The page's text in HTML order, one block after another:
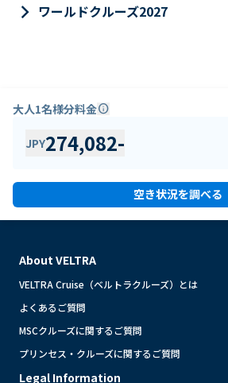
keyboard_arrow_right ワールドクルーズ2027
大人1名様分料金info
JPY274,082-
空き状況を調べる
About VELTRA
VELTRA Cruise（ベルトラクルーズ）とは
よくあるご質問
MSCクルーズに関するご質問
プリンセス・クルーズに関するご質問
Legal Information